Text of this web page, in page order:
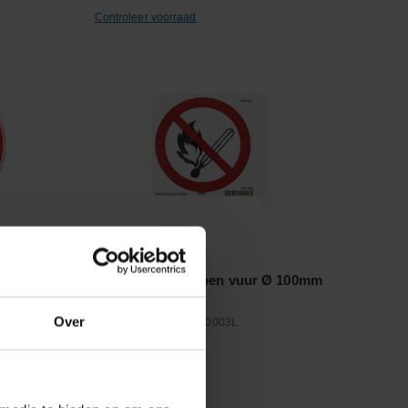
Over
Controleer voorraad
Vergelijken
Sticker verbod open vuur Ø 100mm
WB250003L